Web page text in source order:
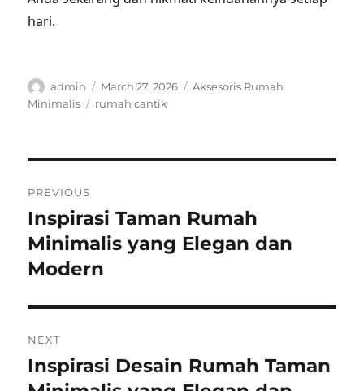
hari.
Author
admin
Posted
on
March 27, 2026 Categories
Aksesoris Rumah
Minimalis
Tags
rumah cantik
navigation
PREVIOUS
Previous
post:
Inspirasi Taman Rumah
Minimalis yang Elegan dan
Modern
NEXT
Next
post:
Inspirasi Desain Rumah Taman